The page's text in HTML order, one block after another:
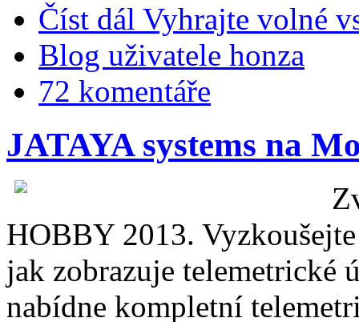
Číst dál Vyhrajte volné
Blog uživatele honza
72 komentáře
JATAYA systems na
HOBBY 2013.
jak zobrazuje telemetrické
nabídne kompletní